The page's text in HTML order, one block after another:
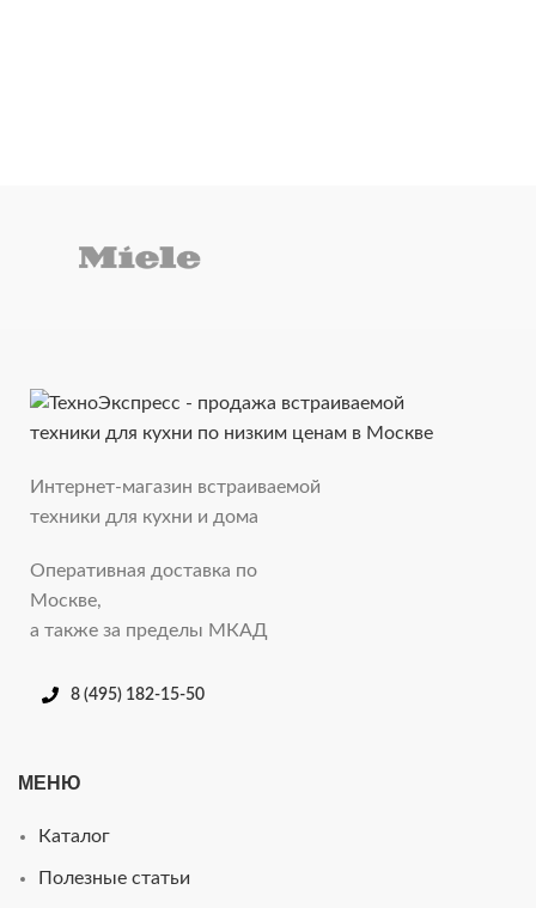
Интернет-магазин встраиваемой
техники для кухни и дома
Оперативная доставка по
Москве,
а также за пределы МКАД
8 (495) 182-15-50
МЕНЮ
Каталог
Полезные статьи